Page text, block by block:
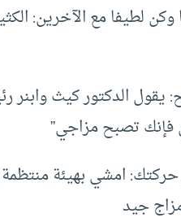
دائما وكن لطيفا مع
مريح: يقول الدكتور كيث
فإنك تصبح مزاجي”
باعتدال حركتك: امشي بهيئة
جيد